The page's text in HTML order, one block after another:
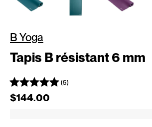
B Yoga
Tapis B résistant 6 mm
(5)
Prix régulier
$144.00